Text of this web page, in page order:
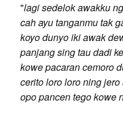
"lagi sedelok awakku
cah ayu tanganmu tak
koyo dunyo iki awak
panjang sing tau dadi
kowe pacaran cemoro
cerito loro loro ning
opo pancen tego kowe